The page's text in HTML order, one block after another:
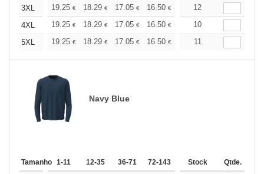
3XL
19.25 € 18.29 € 17.05 € 16.50 € 15.68€
12
4XL
19.25 € 18.29 € 17.05 € 16.50 € 15.68€
10
5XL
19.25 € 18.29 € 17.05 € 16.50 € 15.68€
11
Navy Blue
Tamanho 1-11 12-35 36-71 72-143 144-287 288 +
Stock Qtde.